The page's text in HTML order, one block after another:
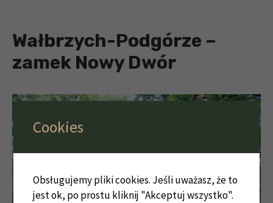
Wałbrzych-Podgórze –
zamek Nowy Dwór
Cookies
Obsługujemy pliki cookies. Jeśli uważasz, że to
jest ok, po prostu kliknij "Akceptuj wszystko".